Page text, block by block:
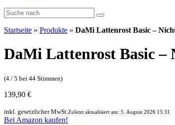
Startseite » Produkte » DaMi Lattenrost Basic –
DaMi Lattenrost Basic –
(4 / 5 bei 44 Stimmen)
139,90 €
inkl. gesetzlicher MwSt. Zuletzt aktualisiert am: 5. August 2026 15:31
Bei Amazon kaufen!